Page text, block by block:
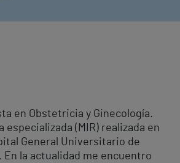
en Obstetricia y Ginecología.
especializada (MIR) realizada en
General Universitario de
En la actualidad me encuentro